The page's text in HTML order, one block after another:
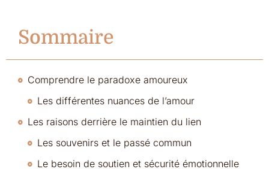
Sommaire
Comprendre le paradoxe amoureux
Les différentes nuances de l’amour
Les raisons derrière le maintien du lien
Les souvenirs et le passé commun
Le besoin de soutien et sécurité émotionnelle